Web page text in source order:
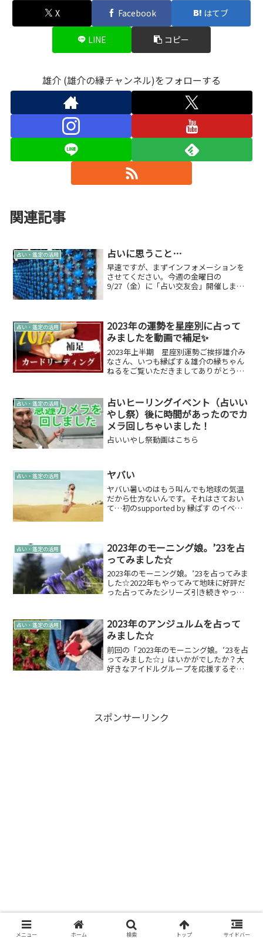
X Facebook はてブ
LINE コピー
雄介 (雄介の縁チャンネル)をフォローする
関連記事
占い・鑑定の活用 占いに思うこと…
早速ですが、まずインフォメーションを
させてください。今週の金曜日の
9/27（金）に「占い交友会」開催しま
という会に。 開催日201...
占い・鑑定の活用
2023年の運勢を星座別に占って
みましたを動画で補足✨
2023年上半期 星座別運勢ご挨拶雄介み
なさん、いつも縁ぱす＆雄介の縁ちゃん
ねるをご覧いただきましてありがとうご
すが…引き続きいつも見てくださってい
る感謝の気持ちも...
占い・鑑定の活用
占いヒーリングイベント（占いい
やし祭）後に時間があったのでカ
メラ回しちゃいました！
占いいやし祭動画はこちら
占い・鑑定の活用 ヤバい
ヤバい暑いのはもう叫んでも地球の気温
だから仕方ないんです。それはさておい
て…初のsupported by 縁ぱす のイベン
っぱ大事に...
占い・鑑定の活用
2023年のモーニング娘。’23を占
ってみました☆
2023年のモーニング娘。’23を占ってみま
した☆2022年もやってみて地味に好評だ
った占ってみたシリーズ引き続きやって
テレビ東京系「ASAYAN」でのオーディ
シ...
占い・鑑定の活用
2023年のアンジュルムを占って
みました☆
前回の「2023年のモーニング娘。’23を占
ってみました☆」はいかがでしたか？大
好きなアイドルグループを応援するぞっ
スポンサーリンク
メニュー ホーム 検索 トップ サイドバー